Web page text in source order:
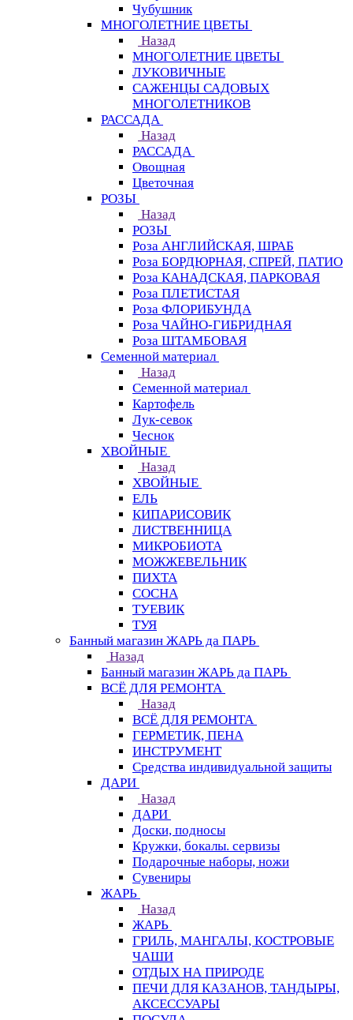
Чубушник
МНОГОЛЕТНИЕ ЦВЕТЫ
Назад
МНОГОЛЕТНИЕ ЦВЕТЫ
ЛУКОВИЧНЫЕ
САЖЕНЦЫ САДОВЫХ
МНОГОЛЕТНИКОВ
РАССАДА
Назад
РАССАДА
Овощная
Цветочная
РОЗЫ
Назад
РОЗЫ
Роза АНГЛИЙСКАЯ, ШРАБ
Роза БОРДЮРНАЯ, СПРЕЙ, ПАТИО
Роза КАНАДСКАЯ, ПАРКОВАЯ
Роза ПЛЕТИСТАЯ
Роза ФЛОРИБУНДА
Роза ЧАЙНО-ГИБРИДНАЯ
Роза ШТАМБОВАЯ
Семенной материал
Назад
Семенной материал
Картофель
Лук-севок
Чеснок
ХВОЙНЫЕ
Назад
ХВОЙНЫЕ
ЕЛЬ
КИПАРИСОВИК
ЛИСТВЕННИЦА
МИКРОБИОТА
МОЖЖЕВЕЛЬНИК
ПИХТА
СОСНА
ТУЕВИК
ТУЯ
Банный магазин ЖАРЬ да ПАРЬ
Назад
Банный магазин ЖАРЬ да ПАРЬ
ВСЁ ДЛЯ РЕМОНТА
Назад
ВСЁ ДЛЯ РЕМОНТА
ГЕРМЕТИК, ПЕНА
ИНСТРУМЕНТ
Средства индивидуальной защиты
ДАРИ
Назад
ДАРИ
Доски, подносы
Кружки, бокалы. сервизы
Подарочные наборы, ножи
Сувениры
ЖАРЬ
Назад
ЖАРЬ
ГРИЛЬ, МАНГАЛЫ, КОСТРОВЫЕ
ЧАШИ
ОТДЫХ НА ПРИРОДЕ
ПЕЧИ ДЛЯ КАЗАНОВ, ТАНДЫРЫ,
АКСЕССУАРЫ